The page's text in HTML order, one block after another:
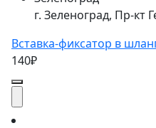
г. Зеленоград, Пр-кт
Вставка-фиксатор в
140₽